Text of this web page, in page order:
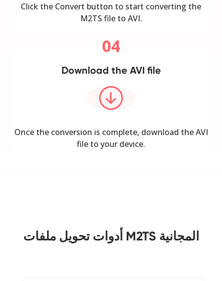
Click the Convert button to start converting the
M2TS file to AVI.
04
Download the AVI file
Once the conversion is complete, download the AVI
file to your device.
أدوات تحويل ملفات M2TS المجانية